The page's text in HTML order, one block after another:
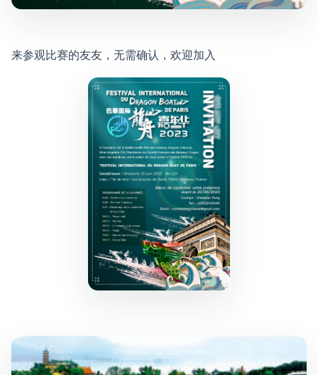
来参观比赛的友友，无需确认，欢迎加入